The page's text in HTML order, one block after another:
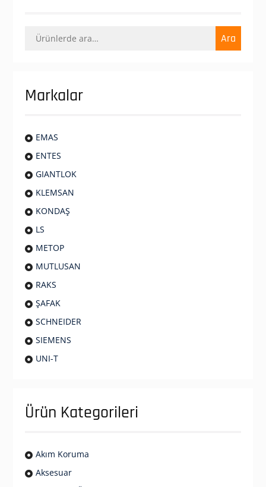
Ara: Ara
Markalar
EMAS
ENTES
GIANTLOK
KLEMSAN
KONDAŞ
LS
METOP
MUTLUSAN
RAKS
ŞAFAK
SCHNEIDER
SIEMENS
UNI-T
Ürün Kategorileri
Akım Koruma
Aksesuar